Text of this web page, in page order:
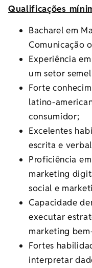
Qualificações
Bacharel em
Comunicação
Experiência
um setor
Forte
latino-
consumidor;
Excelentes
escrita e
Proficiência
marketing
social e
Capacidade
executar
marketing
Fortes
interpretar